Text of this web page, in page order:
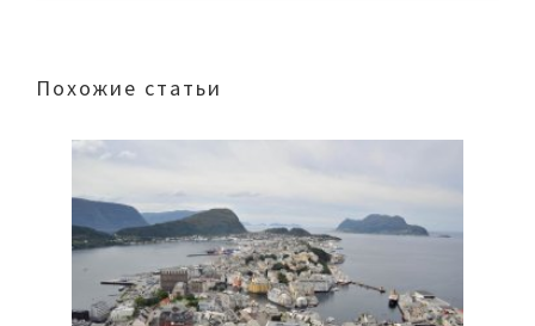
Похожие статьи